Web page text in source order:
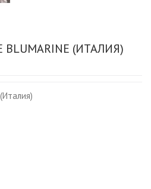
(ИТАЛИЯ)